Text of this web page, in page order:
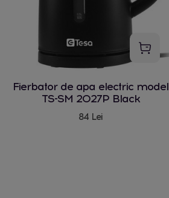
Fierbator de apa electric model
TS-SM 2027P Black
84 Lei